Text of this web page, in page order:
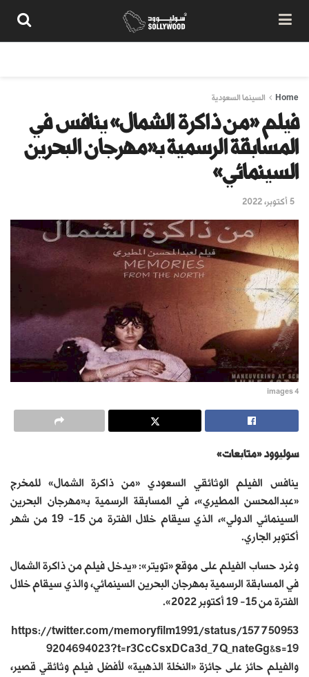
Home السينما السعودية
فيلم «من ذاكرة الشمال» ينافس في
المسابقة الرسمية بـ«مهرجان البحرين
السينمائي»
5 أكتوبر، 2022
images 4
سوليوود «متابعات»
ينافس الفيلم الوثائقي السعودي «من ذاكرة الشمال» للمخرج
«عبدالمحسن المطيري»، في المسابقة الرسمية بـ«مهرجان البحرين
السينمائي الدولي»، الذي سيقام خلال الفترة من 15- 19 من شهر
أكتوبر الجاري.
وغرد حساب الفيلم على موقع «تويتر»: «يدخل فيلم من ذاكرة الشمال
في المسابقة الرسمية بمهرجان البحرين السينمائي، والذي سيقام خلال
الفترة من 15- 19 أكتوبر 2022».
https://twitter.com/memoryfilm1991/status/157750953
9204694023?t=r3CcCsxDCa3d_7Q_nateGg&s=19
والفيلم حائز على جائزة «النخلة الذهبية» لأفضل فيلم وثائقي قصير،